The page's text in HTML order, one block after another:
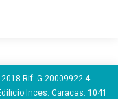
Rif: G-20009922-4
Inces. Caracas. 1041